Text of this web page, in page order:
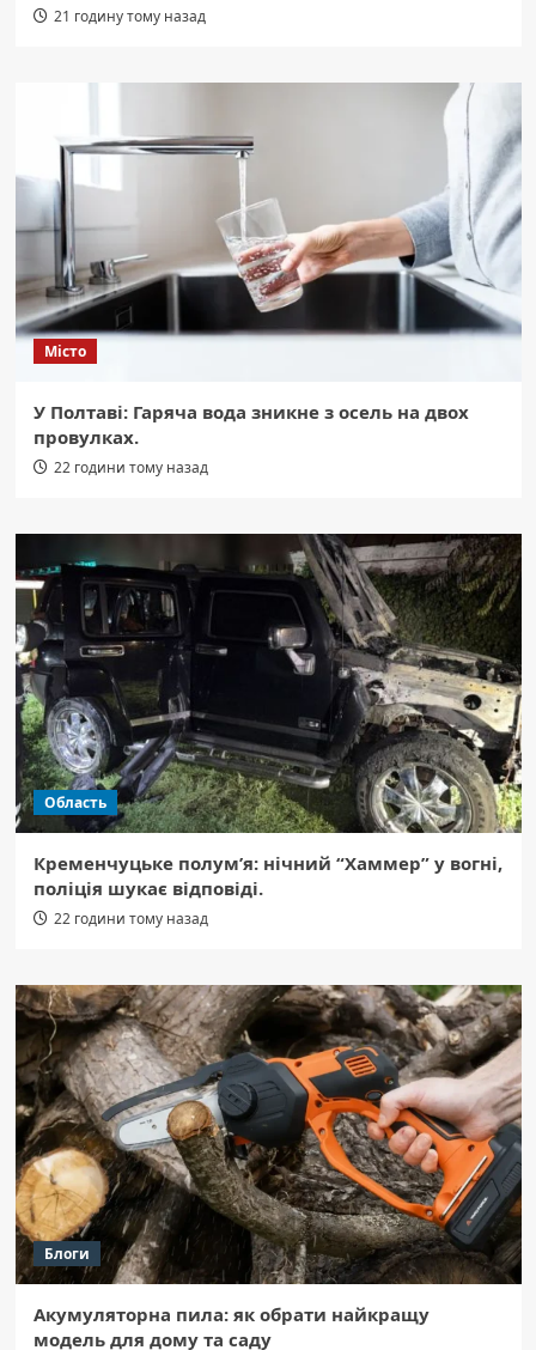
21 годину тому назад
Місто
У Полтаві: Гаряча вода зникне з осель на двох
провулках.
22 години тому назад
Область
Кременчуцьке полум’я: нічний “Хаммер” у вогні,
поліція шукає відповіді.
22 години тому назад
Блоги
Акумуляторна пила: як обрати найкращу
модель для дому та саду